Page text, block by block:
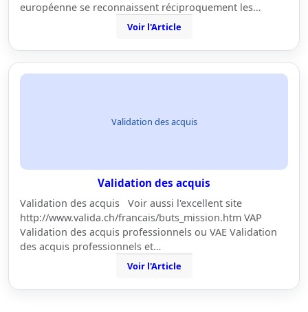
européenne se reconnaissent réciproquement les…
Voir l'Article
Validation des acquis
Validation des acquis
Validation des acquis Voir aussi l'excellent site
http://www.valida.ch/francais/buts_mission.htm VAP
Validation des acquis professionnels ou VAE Validation
des acquis professionnels et…
Voir l'Article